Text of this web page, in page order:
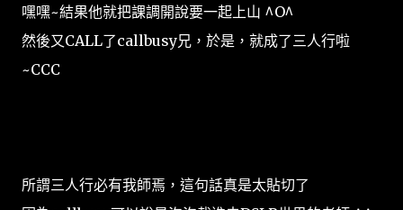
嘿嘿~結果他就把課調開說要一起上山 ^O^
然後又CALL了callbusy兄，於是，就成了三人行啦
~CCC
所謂三人行必有我師焉，這句話真是太貼切了